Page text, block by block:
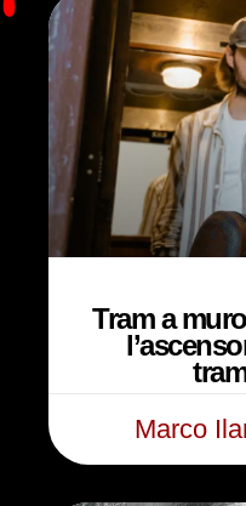
Tram a
Marco